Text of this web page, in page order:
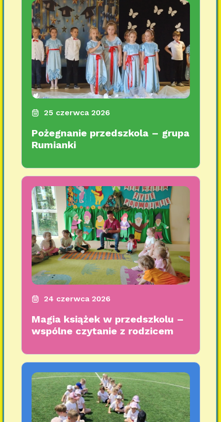
25 czerwca 2026
Pożegnanie przedszkola – grupa
Rumianki
24 czerwca 2026
Magia książek w przedszkolu –
wspólne czytanie z rodzicem